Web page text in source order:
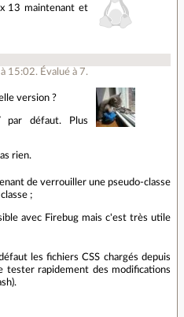
13 maintenant et
15:02. Évalué à7.
version ?
par défaut. Plus
rien.
de verrouiller une pseudo-classe
;
avec Firebug mais c'est très utile
les fichiers CSS chargés depuis
tester rapidement des modifications